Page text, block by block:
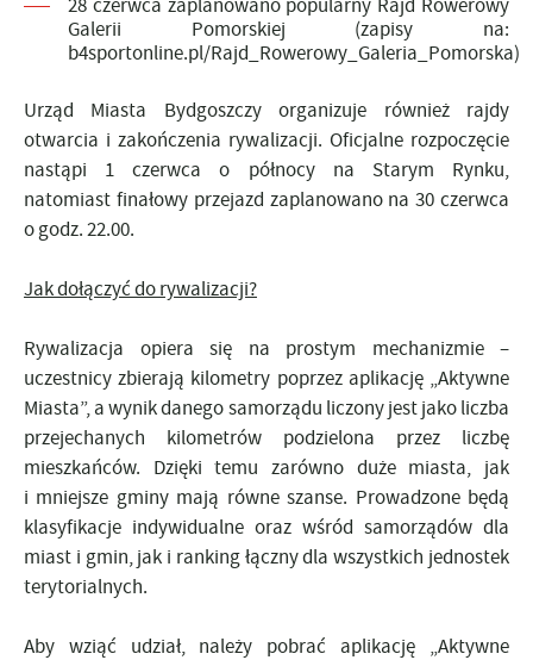
28 czerwca zaplanowano popularny Rajd Rowerowy
Galerii Pomorskiej (zapisy na:
b4sportonline.pl/Rajd_Rowerowy_Galeria_Pomorska)
Urząd Miasta Bydgoszczy organizuje również rajdy
otwarcia i zakończenia rywalizacji. Oficjalne rozpoczęcie
nastąpi 1 czerwca o północy na Starym Rynku,
natomiast finałowy przejazd zaplanowano na 30 czerwca
o godz. 22.00.
Jak dołączyć do rywalizacji?
Rywalizacja opiera się na prostym mechanizmie –
uczestnicy zbierają kilometry poprzez aplikację „Aktywne
Miasta”, a wynik danego samorządu liczony jest jako liczba
przejechanych kilometrów podzielona przez liczbę
mieszkańców. Dzięki temu zarówno duże miasta, jak
i mniejsze gminy mają równe szanse. Prowadzone będą
klasyfikacje indywidualne oraz wśród samorządów dla
miast i gmin, jak i ranking łączny dla wszystkich jednostek
terytorialnych.
Aby wziąć udział, należy pobrać aplikację „Aktywne